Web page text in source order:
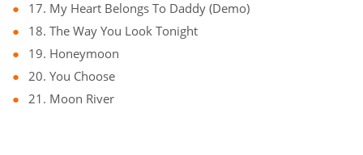
17. My Heart Belongs To Daddy (Demo)
18. The Way You Look Tonight
19. Honeymoon
20. You Choose
21. Moon River